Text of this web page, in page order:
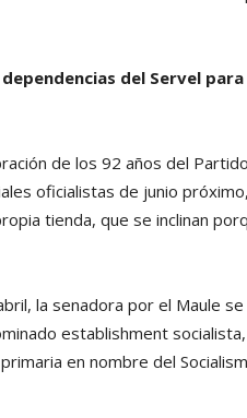
del Servel
de los 92 años del
oficialistas de junio próximo,
tienda, que se inclinan
la senadora por el Maule se
establishment
en nombre del